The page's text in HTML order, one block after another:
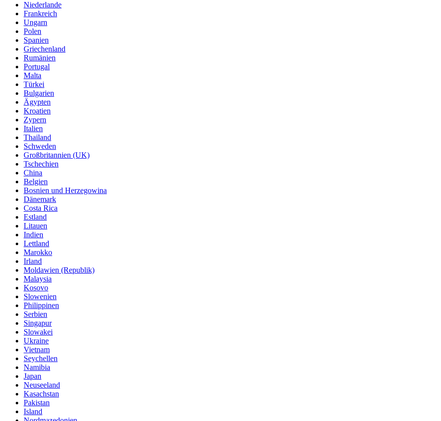
Niederlande
Frankreich
Ungarn
Polen
Spanien
Griechenland
Rumänien
Portugal
Malta
Türkei
Bulgarien
Ägypten
Kroatien
Zypern
Italien
Thailand
Schweden
Großbritannien (UK)
Tschechien
China
Belgien
Bosnien und Herzegowina
Dänemark
Costa Rica
Estland
Litauen
Indien
Lettland
Marokko
Irland
Moldawien (Republik)
Malaysia
Kosovo
Slowenien
Philippinen
Serbien
Singapur
Slowakei
Ukraine
Vietnam
Seychellen
Namibia
Japan
Neuseeland
Kasachstan
Pakistan
Island